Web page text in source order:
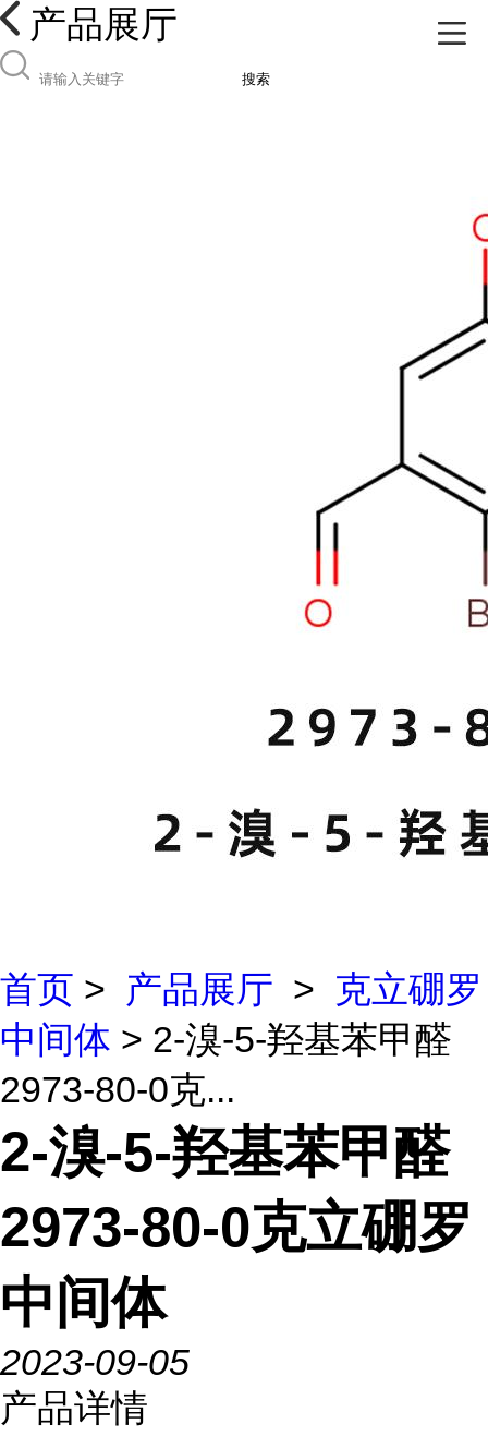
产品展厅
搜索
首页 > 产品展厅 > 克立硼罗
中间体 > 2-溴-5-羟基苯甲醛
2973-80-0克...
2-溴-5-羟基苯甲醛
2973-80-0克立硼罗
中间体
2023-09-05
产品详情